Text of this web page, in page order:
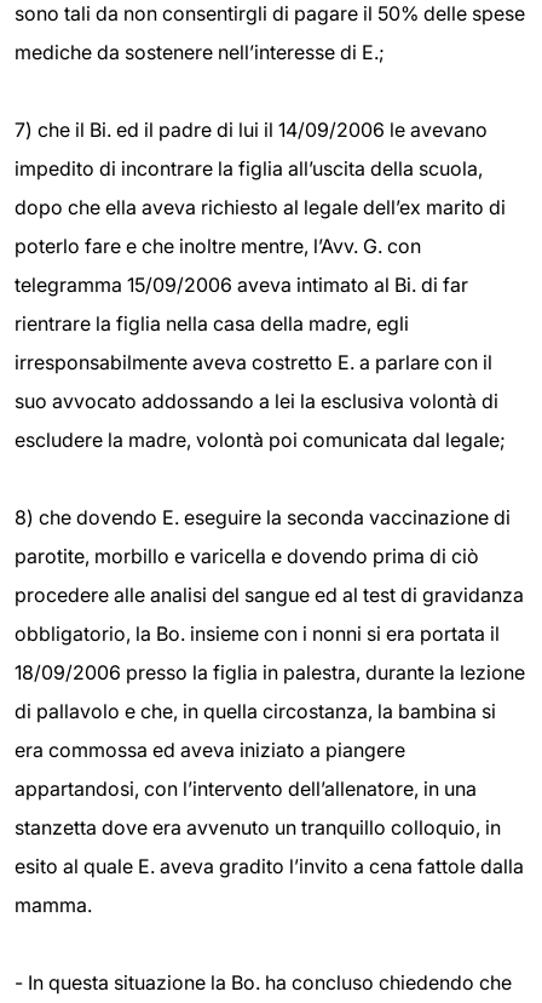
sono tali da non consentirgli di pagare il 50% delle spese
mediche da sostenere nell’interesse di E.;
7) che il Bi. ed il padre di lui il 14/09/2006 le avevano
impedito di incontrare la figlia all’uscita della scuola,
dopo che ella aveva richiesto al legale dell’ex marito di
poterlo fare e che inoltre mentre, l’Avv. G. con
telegramma 15/09/2006 aveva intimato al Bi. di far
rientrare la figlia nella casa della madre, egli
irresponsabilmente aveva costretto E. a parlare con il
suo avvocato addossando a lei la esclusiva volontà di
escludere la madre, volontà poi comunicata dal legale;
8) che dovendo E. eseguire la seconda vaccinazione di
parotite, morbillo e varicella e dovendo prima di ciò
procedere alle analisi del sangue ed al test di gravidanza
obbligatorio, la Bo. insieme con i nonni si era portata il
18/09/2006 presso la figlia in palestra, durante la lezione
di pallavolo e che, in quella circostanza, la bambina si
era commossa ed aveva iniziato a piangere
appartandosi, con l’intervento dell’allenatore, in una
stanzetta dove era avvenuto un tranquillo colloquio, in
esito al quale E. aveva gradito l’invito a cena fattole dalla
mamma.
- In questa situazione la Bo. ha concluso chiedendo che